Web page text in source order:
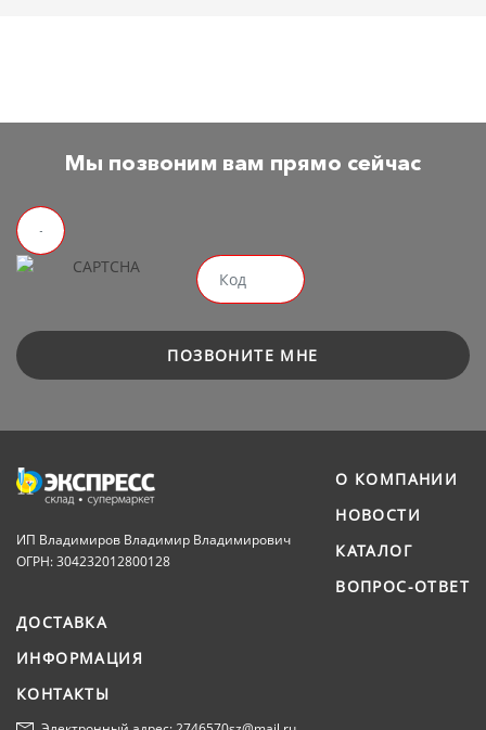
Мы позвоним вам прямо сейчас
ПОЗВОНИТЕ МНЕ
ИП Владимиров Владимир Владимирович
ОГРН: 304232012800128
О КОМПАНИИ
НОВОСТИ
КАТАЛОГ
ВОПРОС-ОТВЕТ
ДОСТАВКА
ИНФОРМАЦИЯ
КОНТАКТЫ